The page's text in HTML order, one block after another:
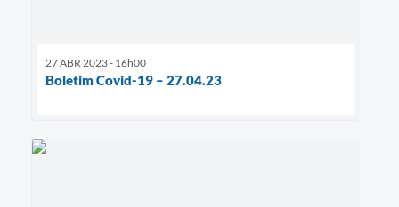
27 ABR 2023 - 16h00
Boletim Covid-19 – 27.04.23